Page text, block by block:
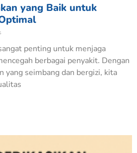
yang Baik untuk
penting untuk menjaga
berbagai penyakit. Dengan
yang seimbang dan bergizi, kita